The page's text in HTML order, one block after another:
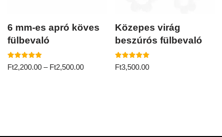
6 mm-es apró köves
fülbevaló
Értékelés:
5.00
Ft2,200.00 – Ft2,500.00
Közepes virág
beszúrós fülbevaló
Értékelés:
5.00
Ft3,500.00